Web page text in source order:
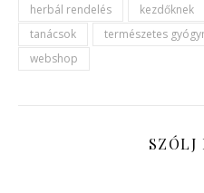
herbál rendelés
kezdőknek
tanácsok
természetes
webshop
SZÓLJ